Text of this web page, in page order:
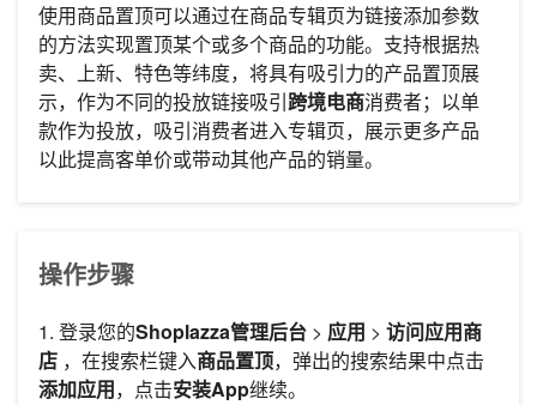
使用商品置顶可以通过在商品专辑页为链接添加参数
的方法实现置顶某个或多个商品的功能。支持根据热
卖、上新、特色等纬度，将具有吸引力的产品置顶展
示，作为不同的投放链接吸引跨境电商消费者；以单
款作为投放，吸引消费者进入专辑页，展示更多产品
以此提高客单价或带动其他产品的销量。
操作步骤
1. 登录您的Shoplazza管理后台 > 应用 > 访问应用商
店 ，在搜索栏键入商品置顶，弹出的搜索结果中点击
添加应用，点击安装App继续。